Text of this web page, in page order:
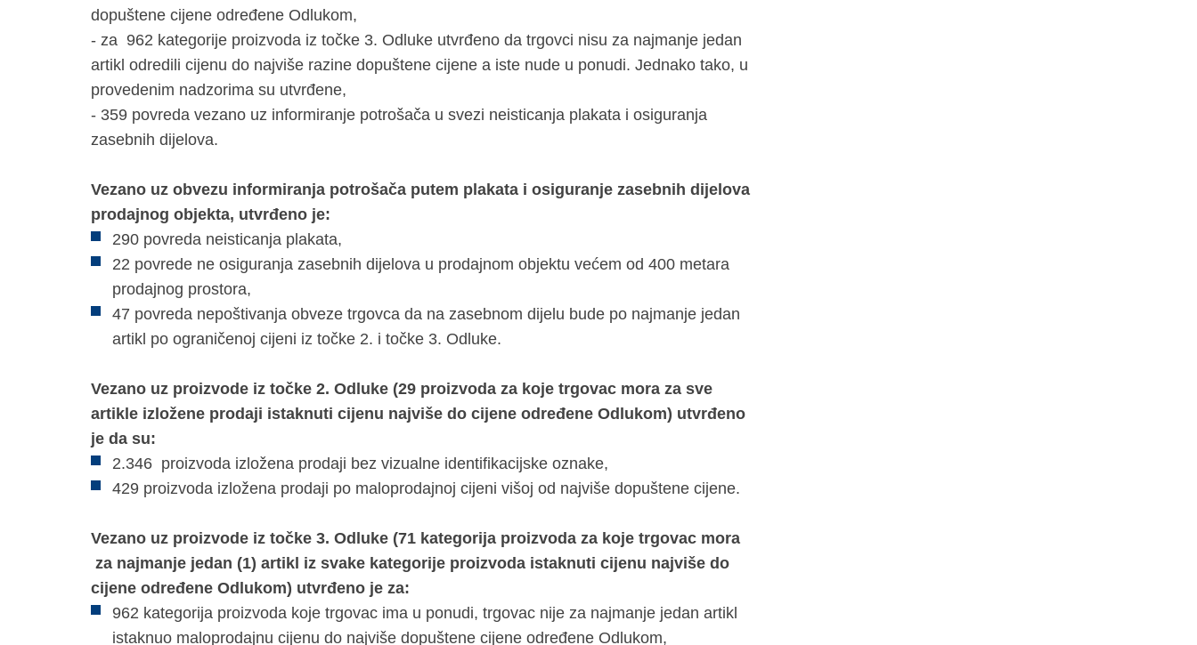
dopuštene cijene određene Odlukom,
- za 962 kategorije proizvoda iz točke 3. Odluke utvrđeno da trgovci nisu za najmanje jedan
artikl odredili cijenu do najviše razine dopuštene cijene a iste nude u ponudi. Jednako tako, u
provedenim nadzorima su utvrđene,
- 359 povreda vezano uz informiranje potrošača u svezi neisticanja plakata i osiguranja
zasebnih dijelova.
Vezano uz obvezu informiranja potrošača putem plakata i osiguranje zasebnih dijelova
prodajnog objekta, utvrđeno je:
290 povreda neisticanja plakata,
22 povrede ne osiguranja zasebnih dijelova u prodajnom objektu većem od 400 metara
prodajnog prostora,
47 povreda nepoštivanja obveze trgovca da na zasebnom dijelu bude po najmanje jedan
artikl po ograničenoj cijeni iz točke 2. i točke 3. Odluke.
Vezano uz proizvode iz točke 2. Odluke (29 proizvoda za koje trgovac mora za sve
artikle izložene prodaji istaknuti cijenu najviše do cijene određene Odlukom) utvrđeno
je da su:
2.346 proizvoda izložena prodaji bez vizualne identifikacijske oznake,
429 proizvoda izložena prodaji po maloprodajnoj cijeni višoj od najviše dopuštene cijene.
Vezano uz proizvode iz točke 3. Odluke (71 kategorija proizvoda za koje trgovac mora
za najmanje jedan (1) artikl iz svake kategorije proizvoda istaknuti cijenu najviše do
cijene određene Odlukom) utvrđeno je za:
962 kategorija proizvoda koje trgovac ima u ponudi, trgovac nije za najmanje jedan artikl
istaknuo maloprodajnu cijenu do najviše dopuštene cijene određene Odlukom,